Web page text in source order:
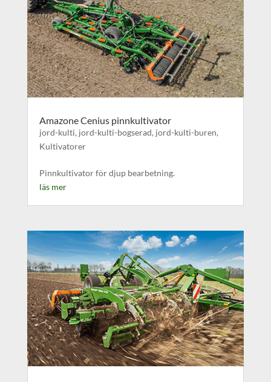
Amazone Cenius pinnkultivator
jord-kulti, jord-kulti-bogserad, jord-kulti-buren,
Kultivatorer
Pinnkultivator för djup bearbetning.
läs mer